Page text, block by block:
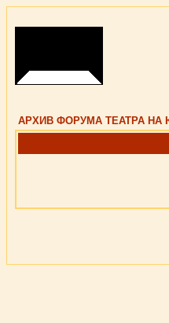
АРХИВ ФОРУМА ТЕАТРА НА